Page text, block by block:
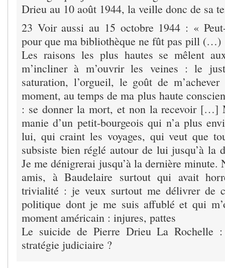
Drieu au 10 août 1944, la veille donc de sa
23 Voir aussi au 15 octobre 1944 : «
pour que ma bibliothèque ne fût pas pill (…)
Les raisons les plus hautes se mêlent
m’incliner à m’ouvrir les veines : le
saturation, l’orgueil, le goût de
moment, au temps de ma plus haute
: se donner la mort, et non la recevoir […]
manie d’un petit-bourgeois qui n’a plus
lui, qui craint les voyages, qui veut que
subsiste bien réglé autour de lui jusqu’à
Je me dénigrerai jusqu’à la dernière minute.
amis, à Baudelaire surtout qui avait
trivialité : je veux surtout me délivrer de
politique dont je me suis affublé et qui
moment américain : injures, pattes
Le suicide de Pierre Drieu La Rochelle :
stratégie judiciaire ?